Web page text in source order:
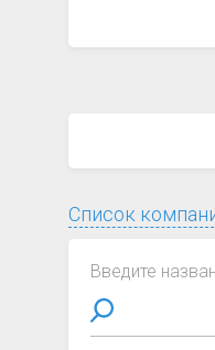
Список
Введите